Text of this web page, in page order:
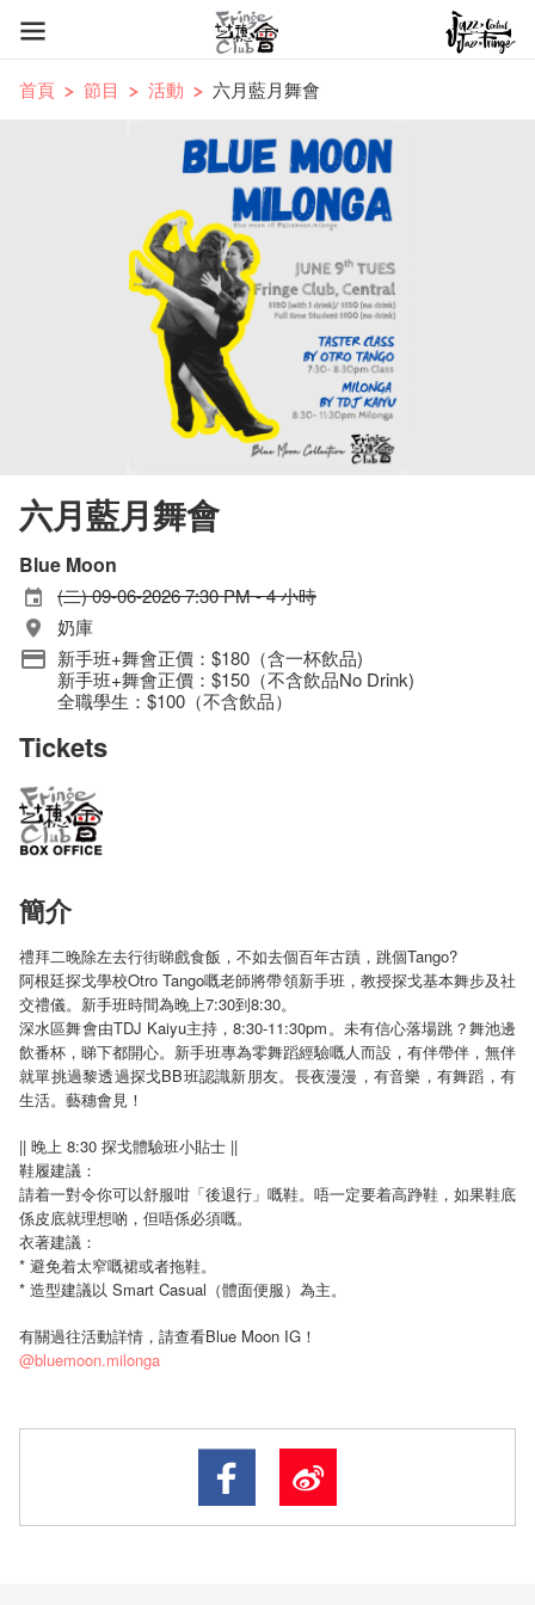
首頁 節目 活動 六月藍月舞會
六月藍月舞會
Blue Moon
(二) 09-06-2026 7:30 PM - 4 小時
奶庫
新手班+舞會正價：$180（含一杯飲品)
新手班+舞會正價：$150（不含飲品No Drink)
全職學生：$100（不含飲品）
Tickets
簡介
禮拜二晚除左去行街睇戲食飯，不如去個百年古蹟，跳個Tango?
阿根廷探戈學校Otro Tango嘅老師將帶領新手班，教授探戈基本舞步及社
交禮儀。新手班時間為晚上7:30到8:30。
深水區舞會由TDJ Kaiyu主持，8:30-11:30pm。未有信心落場跳？舞池邊
飲番杯，睇下都開心。新手班專為零舞蹈經驗嘅人而設，有伴帶伴，無伴
就單挑過黎透過探戈BB班認識新朋友。長夜漫漫，有音樂，有舞蹈，有
生活。藝穗會見！
|| 晚上 8:30 探戈體驗班小貼士 ||
鞋履建議：
請着一對令你可以舒服咁「後退行」嘅鞋。唔一定要着高踭鞋，如果鞋底
係皮底就理想啲，但唔係必須嘅。
衣著建議：
* 避免着太窄嘅裙或者拖鞋。
* 造型建議以 Smart Casual （體面便服）為主。
有關過往活動詳情，請查看Blue Moon IG！
@bluemoon.milonga